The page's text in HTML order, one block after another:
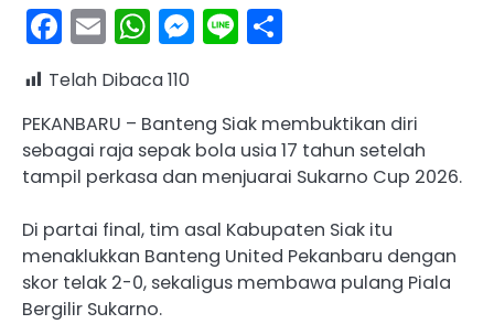
Facebook
EmailWhatsApp
Messenger
Line
Telah Dibaca110
PEKANBARU – Banteng Siak membuktikan diri
sebagai raja sepak bola usia 17 tahun setelah
tampil perkasa dan menjuarai Sukarno Cup 2026.
Di partai final, tim asal Kabupaten Siak itu
menaklukkan Banteng United Pekanbaru dengan
skor telak 2-0, sekaligus membawa pulang Piala
Bergilir Sukarno.